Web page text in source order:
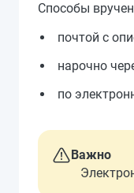
Способы
почтой с
нарочно
по
Важно